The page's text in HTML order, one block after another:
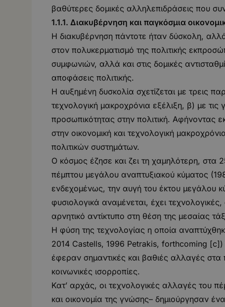
βαθύτερες δομικές αλληλεπιδράσεις που
1.1.1. Διακυβέρνηση και παγκόσμια
Η διακυβέρνηση πάντοτε ήταν δύσκολη,
στον πολυκερματισμό της πολιτικής
συμφωνιών, αλλά και στις δομικές
αποφάσεις πολιτικής.
Η αυξημένη δυσκολία σχετίζεται με τρεις
τεχνολογική μακροχρόνια εξέλιξη, β) με
προσωπικότητας στην πολιτική. Αφήνοντας
στην οικονομική και τεχνολογική
πολιτικών συστημάτων.
Ο κόσμος έζησε και ζει τη χαμηλότερη, στα
πέμπτου μεγάλου αναπτυξιακού κύματος
ενδεχομένως, την αυγή του έκτου
φυσιολογικά αναμένεται, έχει τεχνολογικές,
αρνητικό αντίκτυπο στη θέση της μεσαίας
Η φύση της τεχνολογίας η οποία
2014 Castells, 1996 Petrakis, forthcoming [c])
έφεραν σημαντικές και βαθιές αλλαγές
κοινωνικές ισορροπίες.
Κατ’ αρχάς, οι τεχνολογικές αλλαγές του
και οικονομία της γνώσης– δημιούργησαν